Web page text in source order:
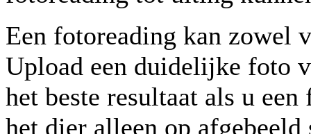
Een fotoreading kan zowel
Upload een duidelijke foto
het beste resultaat als u
het dier alleen op afgebeeld